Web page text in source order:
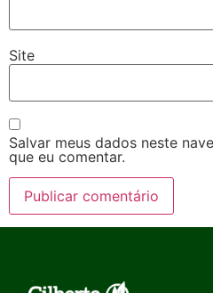
Site
Salvar meus dados neste
que eu comentar.